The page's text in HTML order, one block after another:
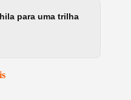
para uma trilha